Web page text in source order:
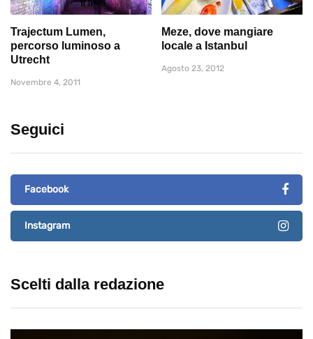
Trajectum Lumen,
percorso luminoso a
Utrecht
Novembre 4, 2011
Meze, dove mangiare
locale a Istanbul
Agosto 23, 2012
Seguici
Facebook
Instagram
Scelti dalla redazione